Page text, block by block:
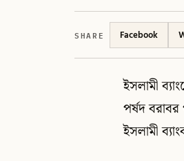
SHARE Facebook
ইসলামী
পর্ষদ বরাবর
ইসলামী